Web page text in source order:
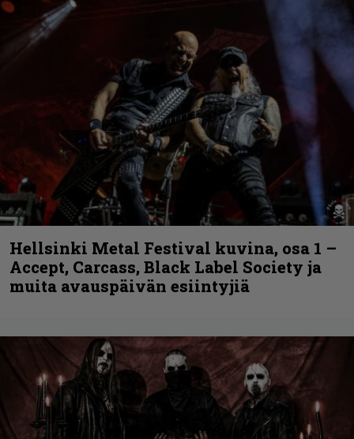
Hellsinki Metal Festival kuvina, osa 1 –
Accept, Carcass, Black Label Society ja
muita avauspäivän esiintyjiä